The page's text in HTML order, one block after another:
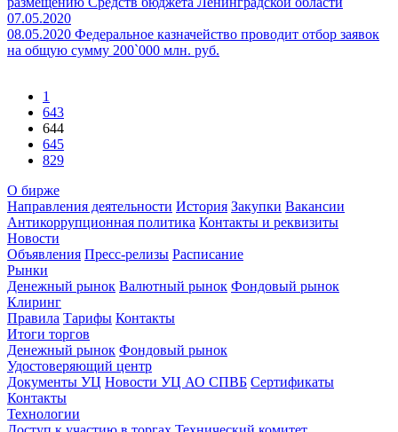
07.05.2020
08.05.2020 Федеральное казначейство проводит отбор заявок
на общую сумму 200`000 млн. руб.
1
643
644
645
829
О бирже
Направления деятельности История Закупки Вакансии
Антикоррупционная политика Контакты и реквизиты
Новости
Объявления Пресс-релизы Расписание
Рынки
Денежный рынок Валютный рынок Фондовый рынок
Клиринг
Правила Тарифы Контакты
Итоги торгов
Денежный рынок Фондовый рынок
Удостоверяющий центр
Документы УЦ Новости УЦ АО СПВБ Сертификаты
Контакты
Технологии